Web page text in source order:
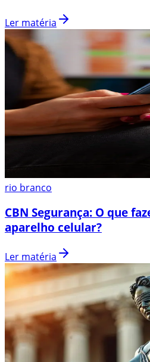
Ler matéria
rio branco
CBN Segurança: O que
aparelho celular?
Ler matéria